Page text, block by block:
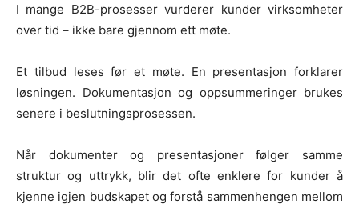
I mange B2B-prosesser vurderer kunder virksomheter
over tid – ikke bare gjennom ett møte.
Et tilbud leses før et møte. En presentasjon forklarer
løsningen. Dokumentasjon og oppsummeringer brukes
senere i beslutningsprosessen.
Når dokumenter og presentasjoner følger samme
struktur og uttrykk, blir det ofte enklere for kunder å
kjenne igjen budskapet og forstå sammenhengen mellom